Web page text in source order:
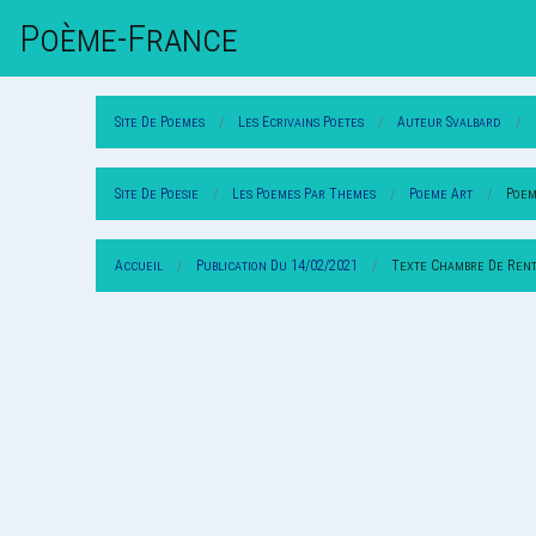
Poème-FrAnce
Site De Poemes Les Ecrivains Poetes Auteur Svalbard
Site De Poesie Les Poemes Par Themes Poeme Art
Accueil Publication Du 14/02/2021 Texte Chambre De